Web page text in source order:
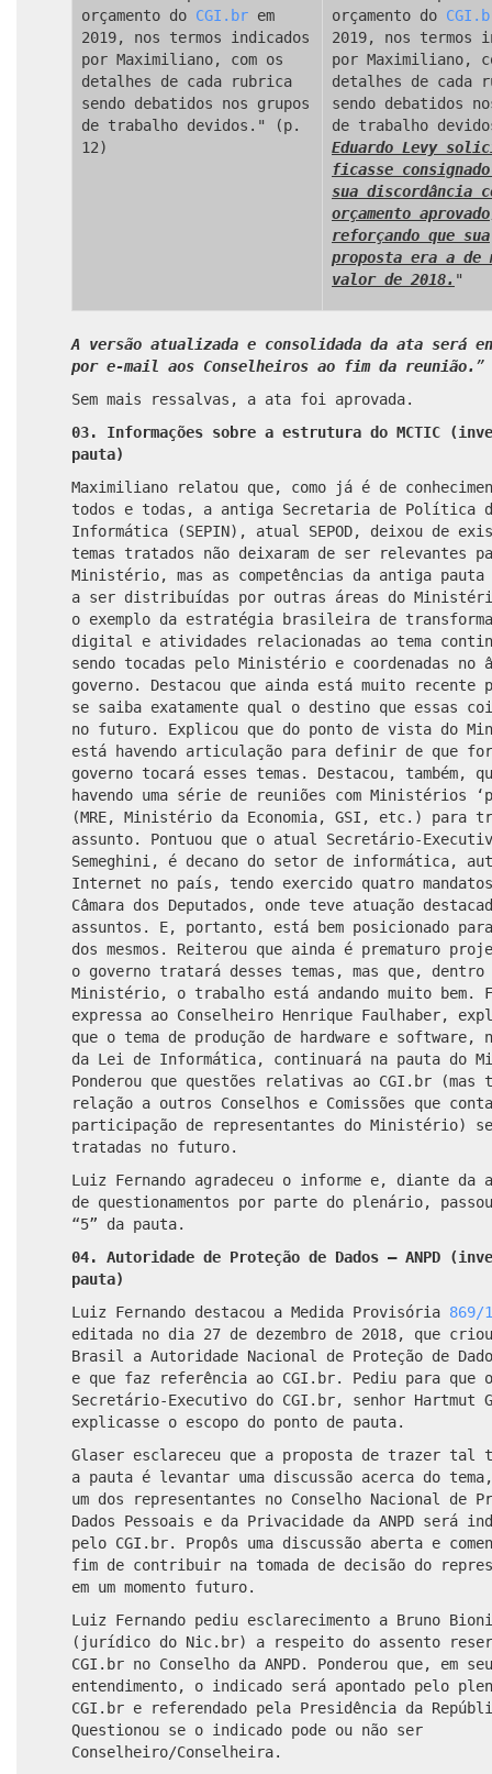
orçamento do CGI.br em
2019, nos termos indicados
por Maximiliano, com os
detalhes de cada rubrica
sendo debatidos nos grupos
de trabalho devidos." (p.
12)
orçamento do
2019, nos termos
por Maximiliano,
detalhes de cada
sendo debatidos
de trabalho
Eduardo Levy
ficasse
sua discordância
orçamento
reforçando que sua
proposta era a de
valor de 2018. "
A versão atualizada e consolidada da ata será
por e-mail aos Conselheiros ao fim da reunião. ”
Sem mais ressalvas, a ata foi aprovada.
03. Informações sobre a estrutura do MCTIC
pauta)
Maximiliano relatou que, como já é de
todos e todas, a antiga Secretaria de Política
Informática (SEPIN) , atual SEPOD, deixou de
temas tratados não deixaram de ser relevantes
Ministério, mas as competências da antiga pauta
a ser distribuídas por outras áreas do
o exemplo da estratégia brasileira de
digital e atividades relacionadas ao tema
sendo tocadas pelo Ministério e coordenadas no
governo. Destacou que ainda está muito recente
se saiba exatamente qual o destino que essas
no futuro. Explicou que do ponto de vista do
está havendo articulação para definir de que
governo tocará esses temas. Destacou, também,
havendo uma série de reuniões com Ministérios
(MRE, Ministério da Economia, GSI, etc.) para
assunto. Pontuou que o atual Secretário-
Semeghini, é decano do setor de informática,
Internet no país , tendo exercido quatro
Câmara dos Deputados, onde teve atuação
assuntos. E, portanto, está bem posicionado
dos mesmos. Reiterou que ainda é prematuro
o governo tratará desses temas, mas que, dentro
Ministério, o trabalho está andando muito bem.
expressa ao Conselheiro Henrique Faulhaber,
que o tema de produção de hardware e software,
da Lei de Informática, continuará na pauta do
Ponderou que questões relativas ao CGI.br (mas
relação a outros Conselhos e Comissões que
participação de representantes do Ministério)
tratadas no futuro.
Luiz Fernando agradeceu o informe e, diante da
de questionamentos por parte do plenário,
“5” da pauta.
04. Autoridade de Proteção de Dados – ANPD
pauta)
Luiz Fernando destacou a Medida Provisória 869/
editada no dia 27 de dezembro de 2018, que
Brasil a Autoridade Nacional de Proteção de
e que faz referência ao CGI.br. Pediu para que o
Secretário-Executivo do CGI.br, senhor Hartmut
explicasse o escopo do ponto de pauta.
Glaser esclareceu que a proposta de trazer tal
a pauta é levantar uma discussão acerca do
um dos representantes no Conselho Nacional de
Dados Pessoais e da Privacidade da ANPD será
pelo CGI.br. Propôs uma discussão aberta e
fim de contribuir na tomada de decisão do
em um momento futuro.
Luiz Fernando pediu esclarecimento a Bruno Bioni
(jurídico do Nic.br) a respeito do assento
CGI.br no Conselho da ANPD. Ponderou que, em seu
entendimento, o indicado será apontado pelo
CGI.br e referendado pela Presidência da
Questionou se o indicado pode ou não ser
Conselheiro/Conselheira.